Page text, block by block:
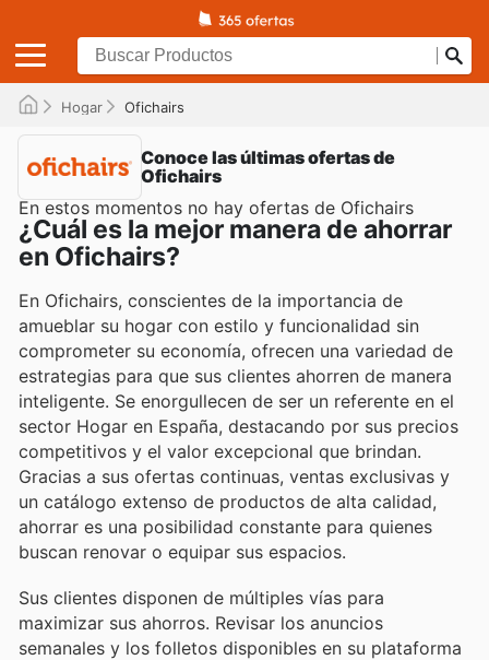
Hogar Ofichairs
Conoce las últimas ofertas de
Ofichairs
En estos momentos no hay ofertas de Ofichairs
¿Cuál es la mejor manera de ahorrar
en Ofichairs?
En Ofichairs, conscientes de la importancia de
amueblar su hogar con estilo y funcionalidad sin
comprometer su economía, ofrecen una variedad de
estrategias para que sus clientes ahorren de manera
inteligente. Se enorgullecen de ser un referente en el
sector Hogar en España, destacando por sus precios
competitivos y el valor excepcional que brindan.
Gracias a sus ofertas continuas, ventas exclusivas y
un catálogo extenso de productos de alta calidad,
ahorrar es una posibilidad constante para quienes
buscan renovar o equipar sus espacios.
Sus clientes disponen de múltiples vías para
maximizar sus ahorros. Revisar los anuncios
semanales y los folletos disponibles en su plataforma